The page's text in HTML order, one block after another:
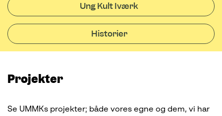
Ung Kult Iværk
Historier
Projekter
Se UMMKs projekter; både vores egne og dem, vi har